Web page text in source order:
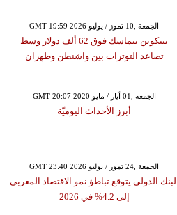
GMT 19:59 2026 الجمعة ,10 تموز / يوليو
بيتكوين تتماسك فوق 62 ألف دولار وسط
تصاعد التوترات بين واشنطن وطهران
GMT 20:07 2020 الجمعة ,01 أيار / مايو
أبرز الأحداث اليوميّة
GMT 23:40 2026 الجمعة ,24 تموز / يوليو
الدولي يتوقع تباطؤ نمو الاقتصاد المغربي
إلى 4.2% في 2026